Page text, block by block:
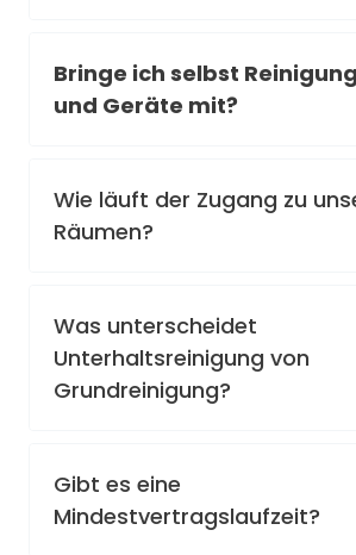
Bringe ich selbst
und Geräte mit?
Wie läuft der Zugang zu
Räumen?
Was unterscheidet
Unterhaltsreinigung von
Grundreinigung?
Gibt es eine
Mindestvertragslaufzeit?